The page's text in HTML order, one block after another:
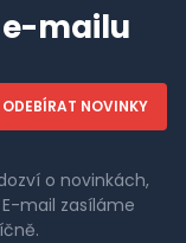
mailu
o novinkách,
mail zasíláme